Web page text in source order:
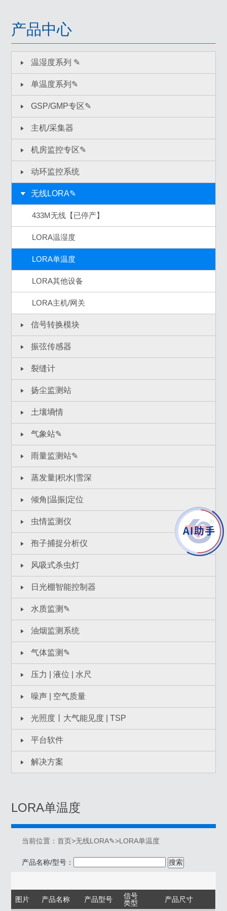
产品中心
温湿度系列 ✎
单温度系列✎
GSP/GMP专区✎
主机/采集器
机房监控专区✎
动环监控系统
无线LORA✎
433M无线【已停产】
LORA温湿度
LORA单温度
LORA其他设备
LORA主机/网关
信号转换模块
振弦传感器
裂缝计
扬尘监测站
土壤墒情
气象站✎
雨量监测站✎
蒸发量|积水|雪深
倾角|温振|定位
虫情监测仪
孢子捕捉分析仪
风吸式杀虫灯
日光棚智能控制器
水质监测✎
油烟监测系统
气体监测✎
压力 | 液位 | 水尺
噪声 | 空气质量
光照度丨大气能见度 | TSP
平台软件
解决方案
LORA单温度
当前位置： 首页>无线LORA✎>LORA单温度
产品名称/型号： 搜索
图片 产品名称 产品型号
信号
类型
产品尺寸